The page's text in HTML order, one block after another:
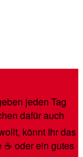
jeden Tag
dafür auch
könnt Ihr das
oder ein gutes